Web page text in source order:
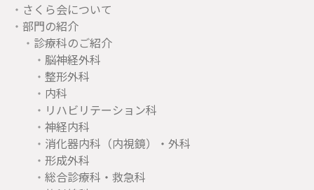
さくら会について
部門の紹介
診療科のご紹介
脳神経外科
整形外科
内科
リハビリテーション科
神経内科
消化器内科（内視鏡）・外科
形成外科
総合診療科・救急科